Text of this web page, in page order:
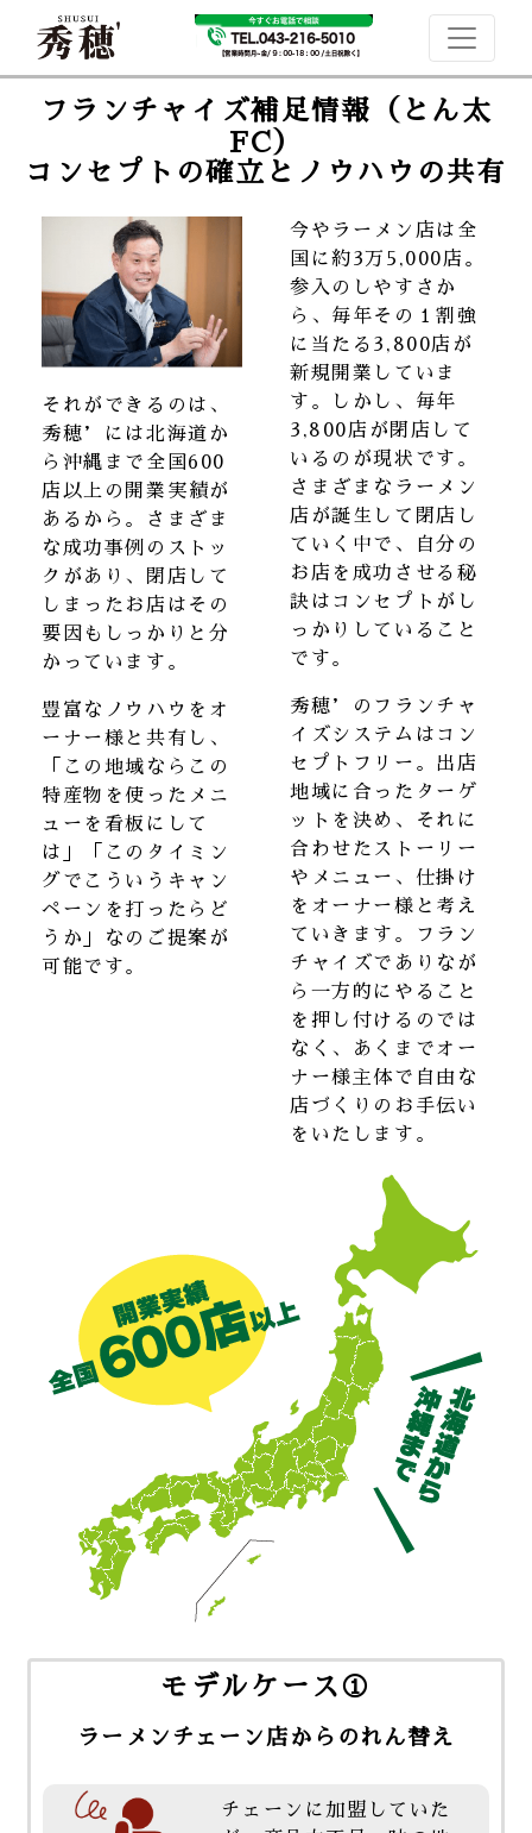
フランチャイズ補足情報（とん太
FC）
コンセプトの確立とノウハウの共有
それができるのは、
秀穂’には北海道か
ら沖縄まで全国600
店以上の開業実績が
あるから。さまざま
な成功事例のストッ
クがあり、閉店して
しまったお店はその
要因もしっかりと分
かっています。
豊富なノウハウをオ
ーナー様と共有し、
「この地域ならこの
特産物を使ったメニ
ューを看板にして
は」「このタイミン
グでこういうキャン
ペーンを打ったらど
うか」なのご提案が
可能です。
今やラーメン店は全
国に約3万5,000店。
参入のしやすさか
ら、毎年その１割強
に当たる3,800店が
新規開業していま
す。しかし、毎年
3,800店が閉店して
いるのが現状です。
さまざまなラーメン
店が誕生して閉店し
ていく中で、自分の
お店を成功させる秘
訣はコンセプトがし
っかりしていること
です。
秀穂’のフランチャ
イズシステムはコン
セプトフリー。出店
地域に合ったターゲ
ットを決め、それに
合わせたストーリー
やメニュー、仕掛け
をオーナー様と考え
ていきます。フラン
チャイズでありなが
ら一方的にやること
を押し付けるのでは
なく、あくまでオー
ナー様主体で自由な
店づくりのお手伝い
をいたします。
モデルケース①
ラーメンチェーン店からのれん替え
チェーンに加盟していた